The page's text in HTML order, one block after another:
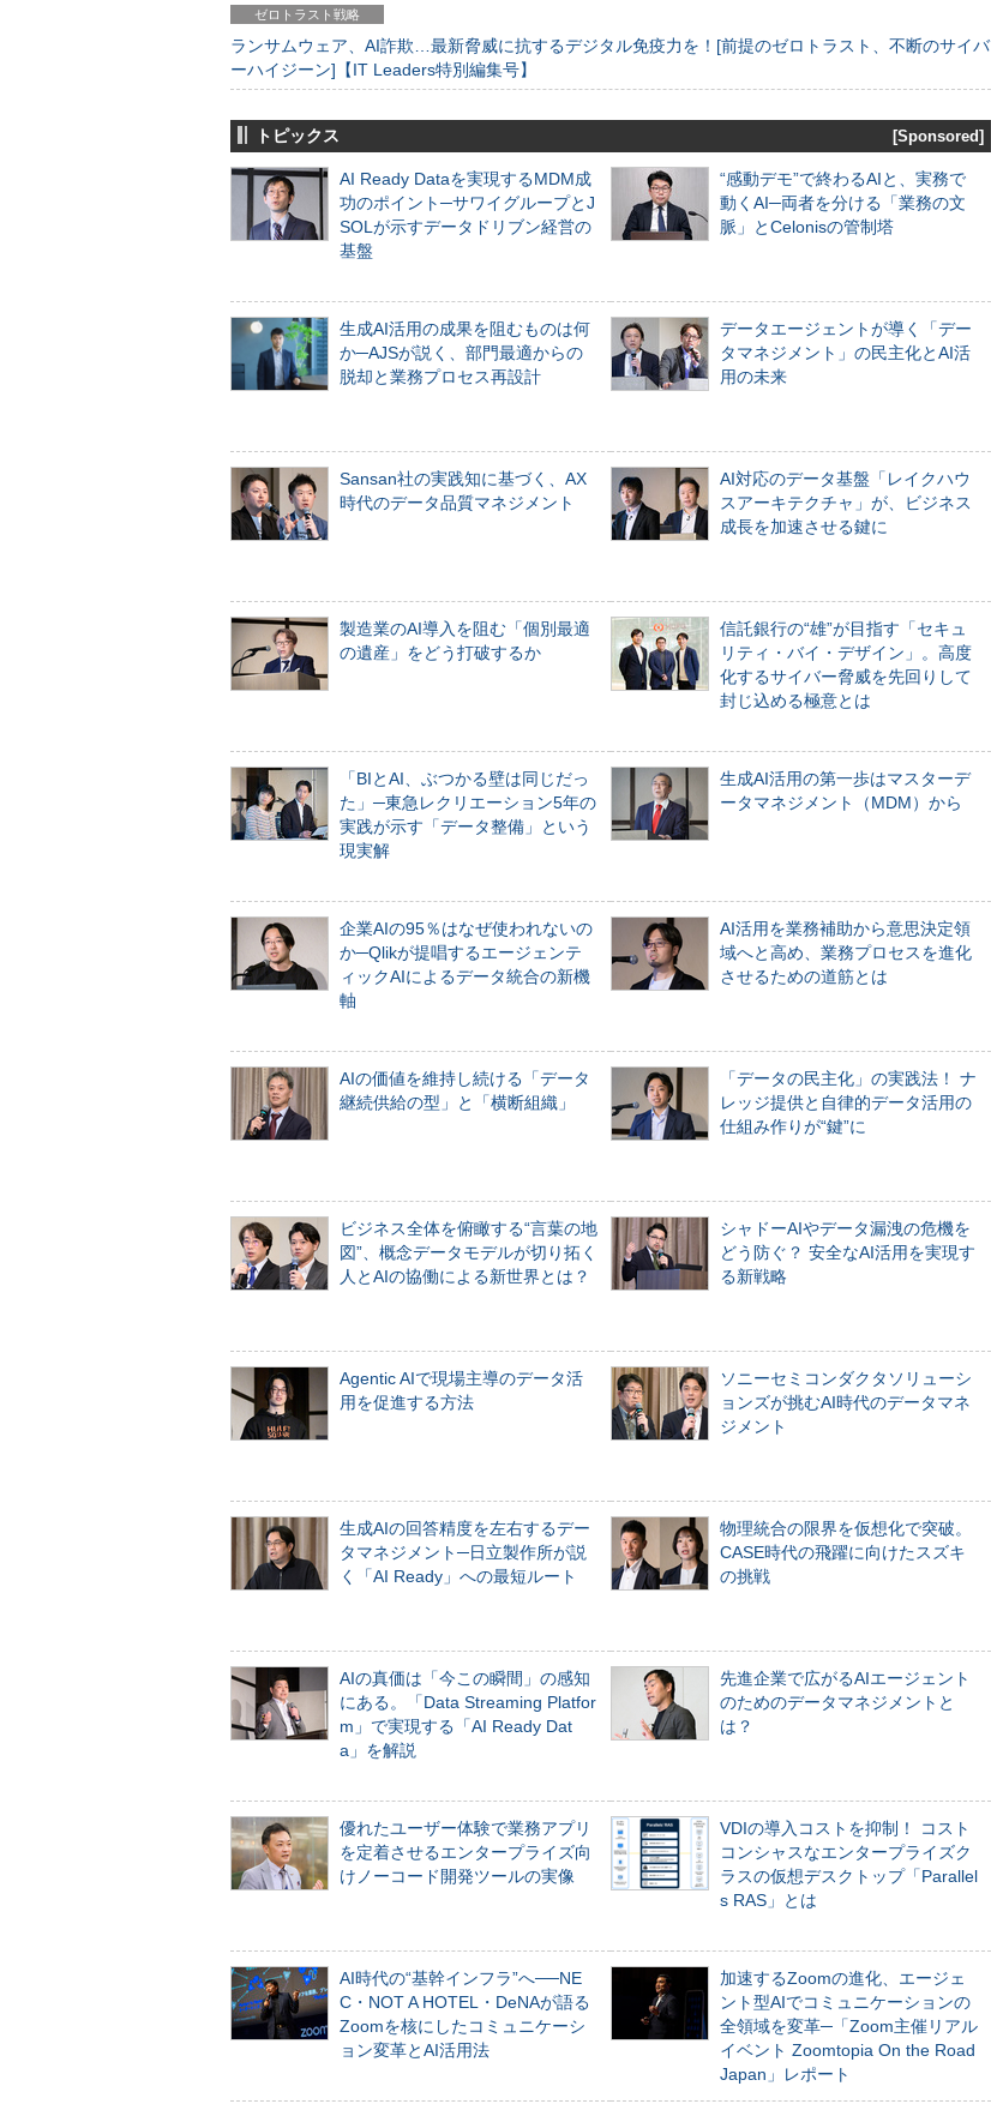
ゼロトラスト戦略
ランサムウェア、AI詐欺…最新脅威に抗するデジタル免疫力を！[前提のゼロトラスト、不断のサイバ
ーハイジーン]【IT Leaders特別編集号】
トピックス [Sponsored]
AI Ready Dataを実現するMDM成
功のポイント─サワイグループとJ
SOLが示すデータドリブン経営の
基盤
“感動デモ”で終わるAIと、実務で
動くAI─両者を分ける「業務の文
脈」とCelonisの管制塔
生成AI活用の成果を阻むものは何
か─AJSが説く、部門最適からの
脱却と業務プロセス再設計
データエージェントが導く「デー
タマネジメント」の民主化とAI活
用の未来
Sansan社の実践知に基づく、AX
時代のデータ品質マネジメント
AI対応のデータ基盤「レイクハウ
スアーキテクチャ」が、ビジネス
成長を加速させる鍵に
製造業のAI導入を阻む「個別最適
の遺産」をどう打破するか
信託銀行の“雄”が目指す「セキュ
リティ・バイ・デザイン」。高度
化するサイバー脅威を先回りして
封じ込める極意とは
「BIとAI、ぶつかる壁は同じだっ
た」─東急レクリエーション5年の
実践が示す「データ整備」という
現実解
生成AI活用の第一歩はマスターデ
ータマネジメント（MDM）から
企業AIの95％はなぜ使われないの
か─Qlikが提唱するエージェンテ
ィックAIによるデータ統合の新機
軸
AI活用を業務補助から意思決定領
域へと高め、業務プロセスを進化
させるための道筋とは
AIの価値を維持し続ける「データ
継続供給の型」と「横断組織」
「データの民主化」の実践法！ ナ
レッジ提供と自律的データ活用の
仕組み作りが“鍵”に
ビジネス全体を俯瞰する“言葉の地
図”、概念データモデルが切り拓く
人とAIの協働による新世界とは？
シャドーAIやデータ漏洩の危機を
どう防ぐ？ 安全なAI活用を実現す
る新戦略
Agentic AIで現場主導のデータ活
用を促進する方法
ソニーセミコンダクタソリューシ
ョンズが挑むAI時代のデータマネ
ジメント
生成AIの回答精度を左右するデー
タマネジメント─日立製作所が説
く「AI Ready」への最短ルート
物理統合の限界を仮想化で突破。
CASE時代の飛躍に向けたスズキ
の挑戦
AIの真価は「今この瞬間」の感知
にある。「Data Streaming Platfor
m」で実現する「AI Ready Dat
a」を解説
先進企業で広がるAIエージェント
のためのデータマネジメントと
は？
優れたユーザー体験で業務アプリ
を定着させるエンタープライズ向
けノーコード開発ツールの実像
VDIの導入コストを抑制！ コスト
コンシャスなエンタープライズク
ラスの仮想デスクトップ「Parallel
s RAS」とは
AI時代の“基幹インフラ”へ──NE
C・NOT A HOTEL・DeNAが語る
Zoomを核にしたコミュニケーシ
ョン変革とAI活用法
加速するZoomの進化、エージェ
ント型AIでコミュニケーションの
全領域を変革─「Zoom主催リアル
イベント Zoomtopia On the Road
Japan」レポート